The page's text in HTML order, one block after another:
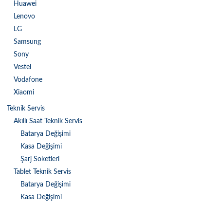
Huawei
Lenovo
LG
Samsung
Sony
Vestel
Vodafone
Xiaomi
Teknik Servis
Akıllı Saat Teknik Servis
Batarya Değişimi
Kasa Değişimi
Şarj Soketleri
Tablet Teknik Servis
Batarya Değişimi
Kasa Değişimi